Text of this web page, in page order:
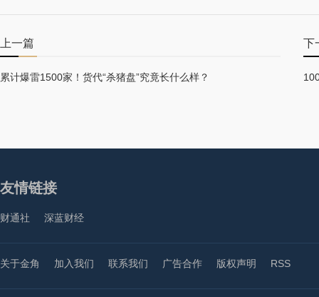
上一篇
累计爆雷1500家！货代“杀猪盘”究竟长什么样？
下
友情链接
财通社 深蓝财经
关于金角 加入我们 联系我们 广告合作 版权声明 RSS